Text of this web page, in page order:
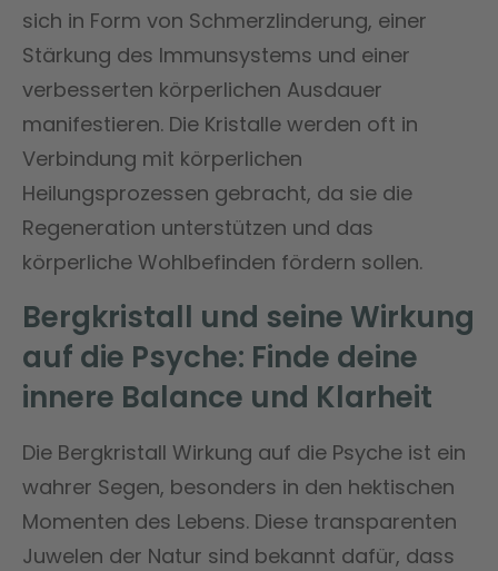
sich in Form von Schmerzlinderung, einer
Stärkung des Immunsystems und einer
verbesserten körperlichen Ausdauer
manifestieren. Die Kristalle werden oft in
Verbindung mit körperlichen
Heilungsprozessen gebracht, da sie die
Regeneration unterstützen und das
körperliche Wohlbefinden fördern sollen.
Bergkristall und seine Wirkung
auf die Psyche: Finde deine
innere Balance und Klarheit
Die Bergkristall Wirkung auf die Psyche ist ein
wahrer Segen, besonders in den hektischen
Momenten des Lebens. Diese transparenten
Juwelen der Natur sind bekannt dafür, dass